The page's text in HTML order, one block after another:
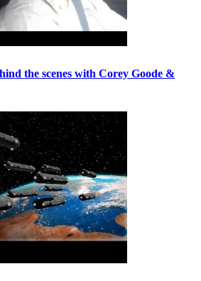
the scenes with Corey Goode &